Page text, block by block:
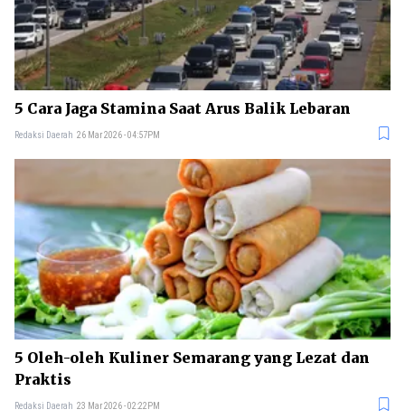
5 Cara Jaga Stamina Saat Arus Balik Lebaran
Redaksi Daerah 26 Mar 2026 - 04:57PM
5 Oleh-oleh Kuliner Semarang yang Lezat dan
Praktis
Redaksi Daerah 23 Mar 2026 - 02:22PM